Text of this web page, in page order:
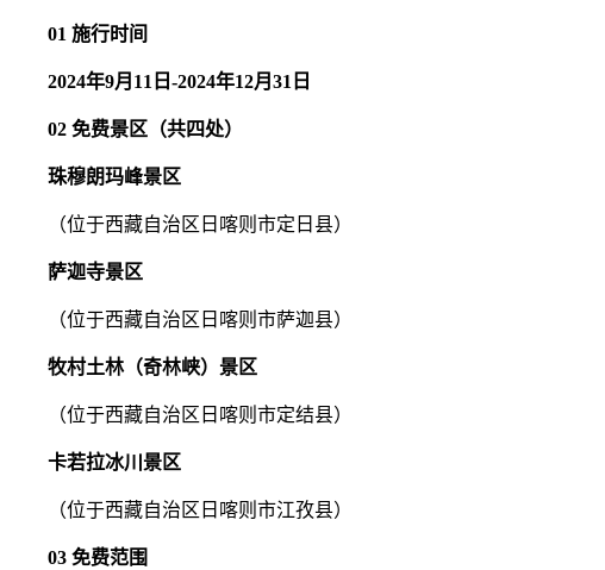
01 施行时间
2024年9月11日-2024年12月31日
02 免费景区（共四处）
珠穆朗玛峰景区
（位于西藏自治区日喀则市定日县）
萨迦寺景区
（位于西藏自治区日喀则市萨迦县）
牧村土林（奇林峡）景区
（位于西藏自治区日喀则市定结县）
卡若拉冰川景区
（位于西藏自治区日喀则市江孜县）
03 免费范围